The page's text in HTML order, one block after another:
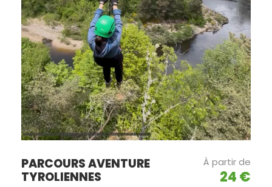
PARCOURS AVENTURE
TYROLIENNES
À partir de
24 €